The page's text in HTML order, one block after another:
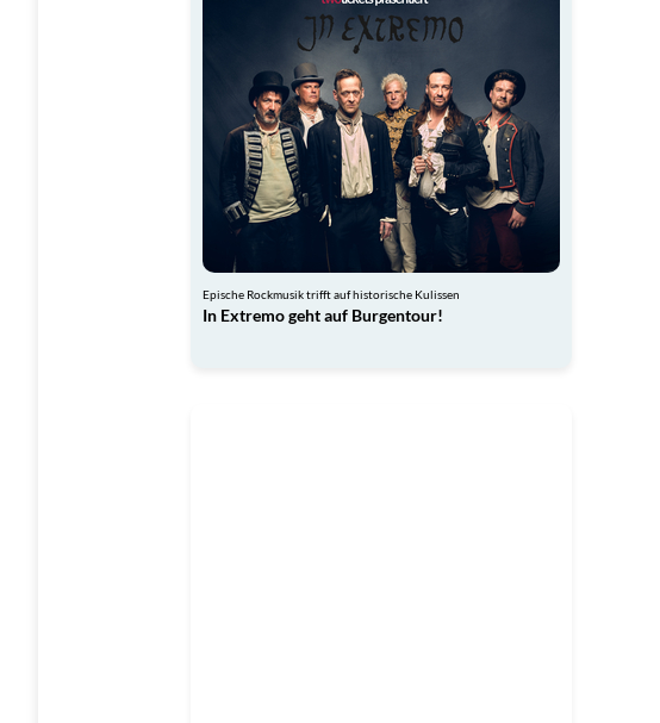
Epische Rockmusik trifft auf historische Kulissen
In Extremo geht auf Burgentour!